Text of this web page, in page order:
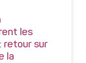
les
retour sur
la